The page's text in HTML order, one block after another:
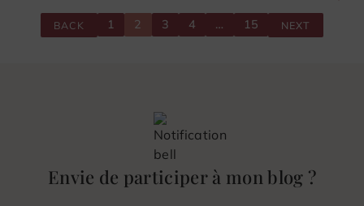
BACK 1 2 3 4 … 15 NEXT
Envie de participer à mon blog ?